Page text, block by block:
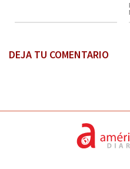
DEJA TU COMENTARIO